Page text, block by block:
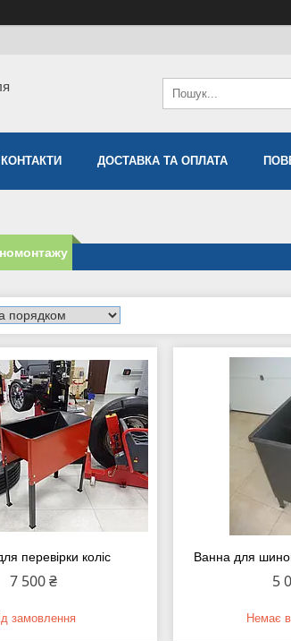
КОНТАКТИ ДОСТАВКА ТА ОПЛАТА
перевірки коліс
7 500 ₴
замовлення
Ванна для
5
Немає в